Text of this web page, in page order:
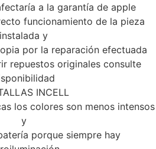
a la garantía de apple
funcionamiento de la pieza
instalada y
por la reparación efectuada
repuestos originales consulte
INCELL
los colores son menos intensos
y
porque siempre hay